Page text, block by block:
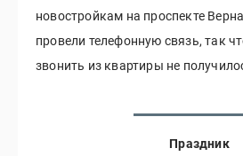
новостройкам на проспекте
провели телефонную связь, так
звонить из квартиры не
Праздник